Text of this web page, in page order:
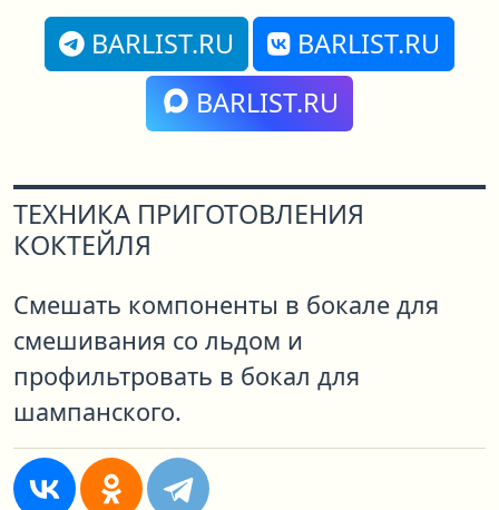
BARLIST.RU
BARLIST.RU
BARLIST.RU
ТЕХНИКА ПРИГОТОВЛЕНИЯ
КОКТЕЙЛЯ
Смешать компоненты в бокале для
смешивания со льдом и
профильтровать в бокал для
шампанского.